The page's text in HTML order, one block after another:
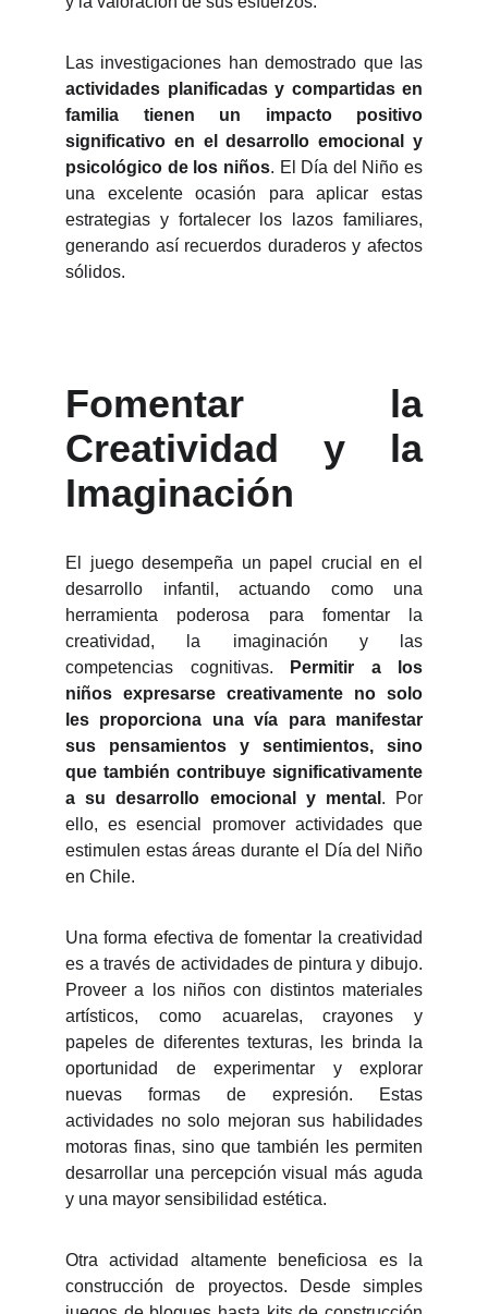
Las investigaciones han demostrado que las
actividades planificadas y compartidas en
familia tienen un impacto positivo
significativo en el desarrollo emocional y
psicológico de los niños. El Día del Niño es
una excelente ocasión para aplicar estas
estrategias y fortalecer los lazos familiares,
generando así recuerdos duraderos y afectos
sólidos.
Fomentar la
Creatividad y la
Imaginación
El juego desempeña un papel crucial en el
desarrollo infantil, actuando como una
herramienta poderosa para fomentar la
creatividad, la imaginación y las
competencias cognitivas.
Permitir a los
niños expresarse creativamente no solo
les proporciona una vía para manifestar
sus pensamientos y sentimientos, sino
que también contribuye significativamente
a su desarrollo emocional y mental . Por
ello, es esencial promover actividades que
estimulen estas áreas durante el Día del Niño
en Chile.
Una forma efectiva de fomentar la creatividad
es a través de actividades de pintura y dibujo.
Proveer a los niños con distintos materiales
artísticos, como acuarelas, crayones y
papeles de diferentes texturas, les brinda la
oportunidad de experimentar y explorar
nuevas formas de expresión. Estas
actividades no solo mejoran sus habilidades
motoras finas, sino que también les permiten
desarrollar una percepción visual más aguda
y una mayor sensibilidad estética.
Otra actividad altamente beneficiosa es la
construcción de proyectos. Desde simples